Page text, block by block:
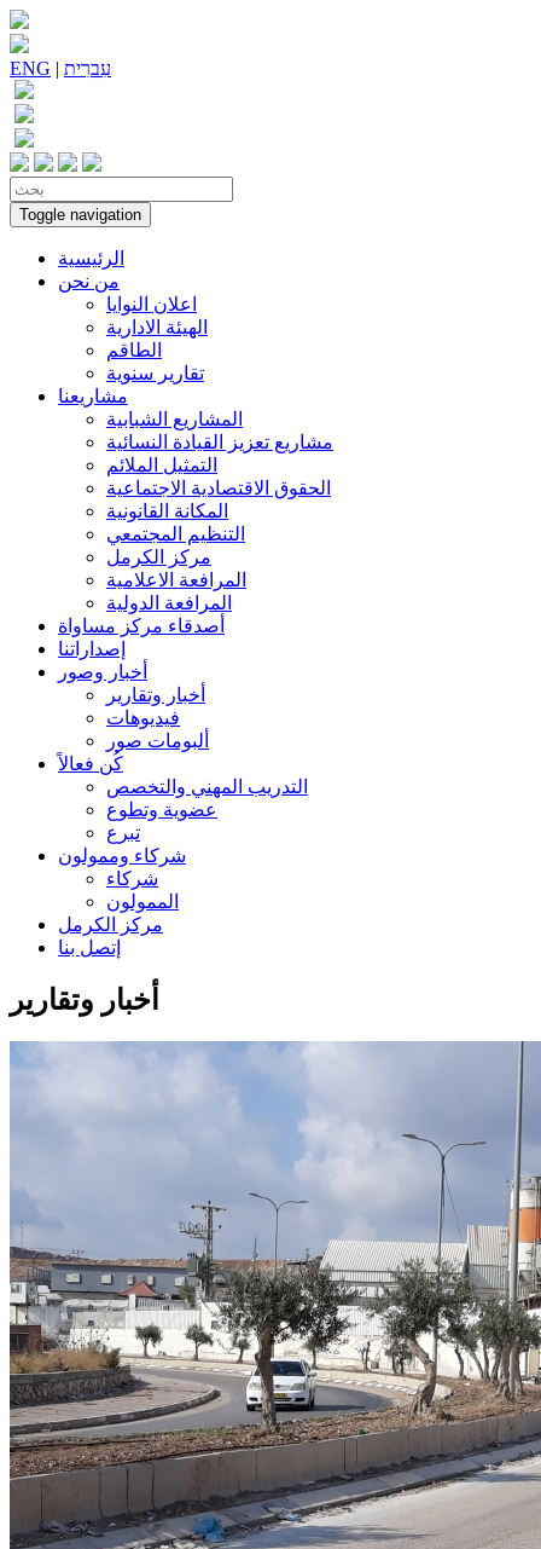
ENG | עִברִית
Toggle navigation
الرئيسية
من نحن
اعلان النوايا
الهيئة الادارية
الطاقم
تقارير سنوية
مشاريعنا
المشاريع الشبابية
مشاريع تعزيز القيادة النسائية
التمثيل الملائم
الحقوق الاقتصادية الاجتماعية
المكانة القانونية
التنظيم المجتمعي
مركز الكرمل
المرافعة الاعلامية
المرافعة الدولية
أصدقاء مركز مساواة
إصداراتنا
أخبار وصور
أخبار وتقارير
فيديوهات
ألبومات صور
كُن فعالاً
التدريب المهني والتخصص
عضوية وتطوع
تبرع
شركاء وممولون
شركاء
الممولون
مركز الكرمل
إتصل بنا
أخبار وتقارير